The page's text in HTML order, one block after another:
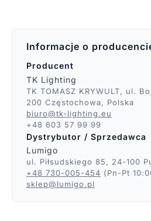
Informacje o
Producent
TK Lighting
TK TOMASZ KRYWULT, ul.
200 Częstochowa, Polska
biuro@tk-lighting.eu
+48 603 57 99 99
Dystrybutor / Sprzedawca
Lumigo
ul. Piłsudskiego 85, 24-100
+48 730-005-454 (Pn-Pt
sklep@lumigo.pl